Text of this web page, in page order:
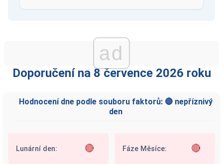
ad
Doporučení na 8 července 2026 roku
Hodnocení dne podle souboru faktorů: 🔴 nepříznivý
den
Lunární den: 🔴 Fáze Měsíce: 🔴